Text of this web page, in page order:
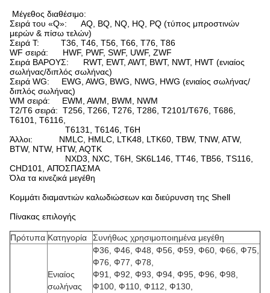
Μέγεθος διαθέσιμο:
Σειρά του «Q»: AQ, BQ, NQ, HQ, PQ (τύπος μπροστινών
μερών & πίσω τελών)
Σειρά Τ: T36, T46, T56, T66, T76, T86
WF σειρά: HWF, PWF, SWF, UWF, ZWF
Σειρά ΒΑΡΟΥΣ: RWT, EWT, AWT, BWT, NWT, HWT (ενιαίος
σωλήνας/διπλός σωλήνας)
Σειρά WG: EWG, AWG, BWG, NWG, HWG (ενιαίος σωλήνας/
διπλός σωλήνας)
WM σειρά: EWM, AWM, BWM, NWM
T2/T6 σειρά: T256, T266, T276, T286, T2101/T676, T686,
T6101, T6116,
T6131, T6146, T6H
Άλλοι: NMLC, HMLC, LTK48, LTK60, TBW, TNW, ATW,
BTW, NTW, HTW, AQTK
NXD3, NXC, T6H, SK6L146, TT46, TB56, TS116,
CHD101, ΑΠΌΣΠΑΣΜΑ
Όλα τα κινεζικά μεγέθη
Κομμάτι διαμαντιών καλωδιώσεων και διεύρυνση της Shell
Πίνακας επιλογής
Πρότυπα Κατηγορία Συνήθως χρησιμοποιημένα μεγέθη
Ενιαίος
σωλήνας
Ф36, Ф46, Ф48, Ф56, Ф59, Ф60, Ф66, Ф75,
Ф76, Ф77, Ф78,
Ф91, Ф92, Ф93, Ф94, Ф95, Ф96, Ф98,
Ф100, Ф110, Ф112, Ф130,